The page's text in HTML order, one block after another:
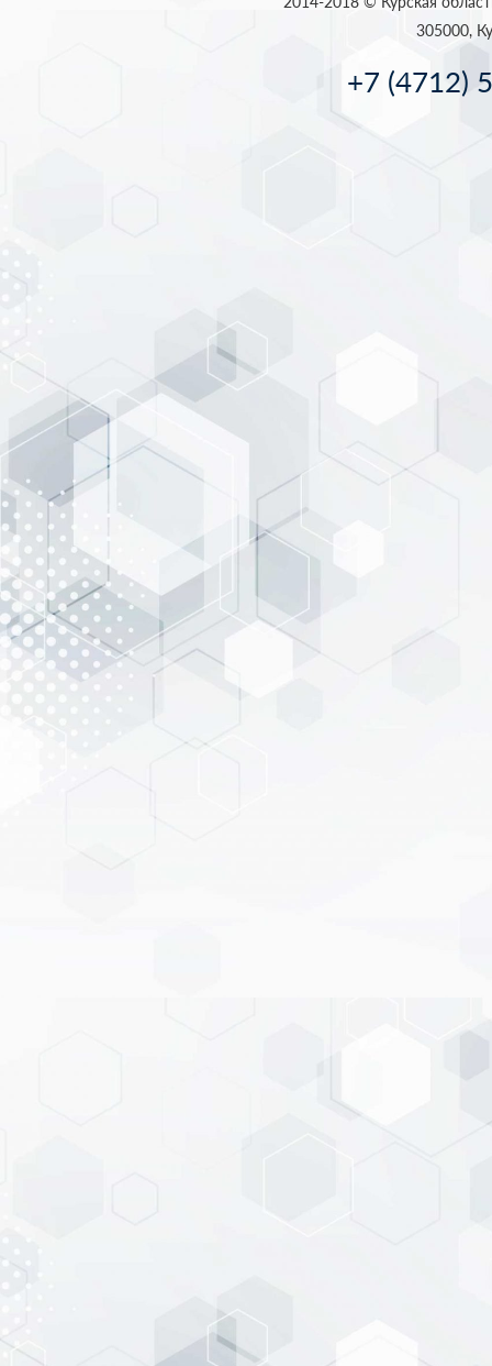
305000,
+7 (4712)